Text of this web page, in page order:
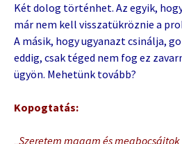
Két dolog történhet. Az egyik,
már nem kell visszatükröznie a
A másik, hogy ugyanazt csinálja,
eddig, csak téged nem fog ez
ügyön. Mehetünk tovább?
Kopogtatás:
„Szeretem magam és